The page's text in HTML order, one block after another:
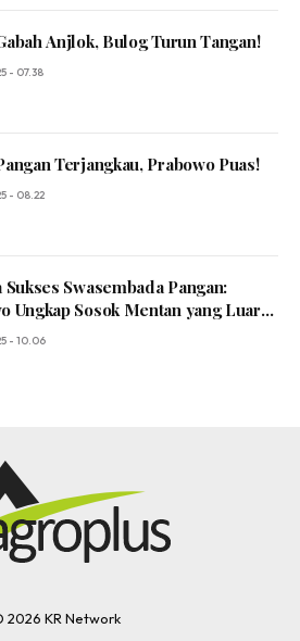
Anjlok, Bulog Turun Tangan!
- 07.38
Terjangkau, Prabowo Puas!
- 08.22
Sukses Swasembada Pangan:
Ungkap Sosok Mentan yang Luar
- 10.06
2026 KR Network